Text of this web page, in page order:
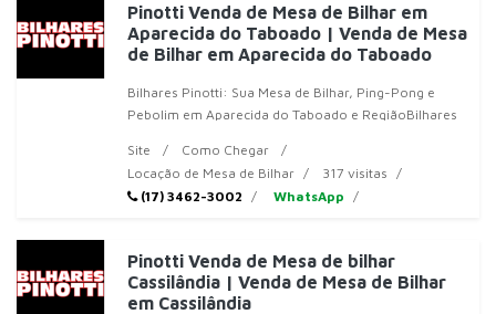
Pinotti Venda de Mesa de Bilhar em
Aparecida do Taboado | Venda de Mesa
de Bilhar em Aparecida do Taboado
Bilhares Pinotti: Sua Mesa de Bilhar, Ping-Pong e
Pebolim em Aparecida do Taboado e RegiãoBilhares
Site
Como Chegar
Locação de Mesa de Bilhar
317 visitas
(17) 3462-3002
WhatsApp
Pinotti Venda de Mesa de bilhar
Cassilândia | Venda de Mesa de Bilhar
em Cassilândia